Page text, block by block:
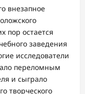
внезапное
пор остается
заведения
исследователи
переломным
и сыграло
творческого